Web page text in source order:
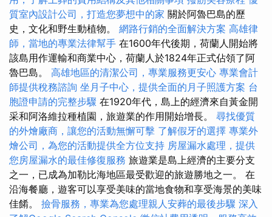
質室內設計公司，打造您夢想中的家 關於阿魯巴島的歷
史，文化和野生動植物。 網路行銷的全面解決方案 高雄律
師，當地的專業法律幫手 在1600年代後期，荷蘭人開始將
該島用作運輸和商業中心，荷蘭人於1824年正式佔領了阿
魯巴島。 高雄地區的清潔公司，專業服務更安心 專業會計
師提供稅務諮詢 坐月子中心，提供全面的月子照護方案 台
胞證申請的完整步驟 在1920年代，島上的經濟來自黃金開
采和阿洛維拉種植園，旅遊業的作用開始增長。 尋找優質
的外燴廠商，讓您的活動無懈可擊 了解假牙的選擇 專業外
燴公司，為您的活動提供全方位支持 房屋漏水處理，提供
您房屋漏水的最佳修復服務 旅遊業是島上經濟的主要分支
之一，已成為加勒比海地區最受歡迎的旅遊勝地之一。 在
沿海餐廳，遊客可以享受美味的當地食物和享受海景的美味
佳餚。 撿骨服務，專業為您處理親人安葬的最後步驟 深入